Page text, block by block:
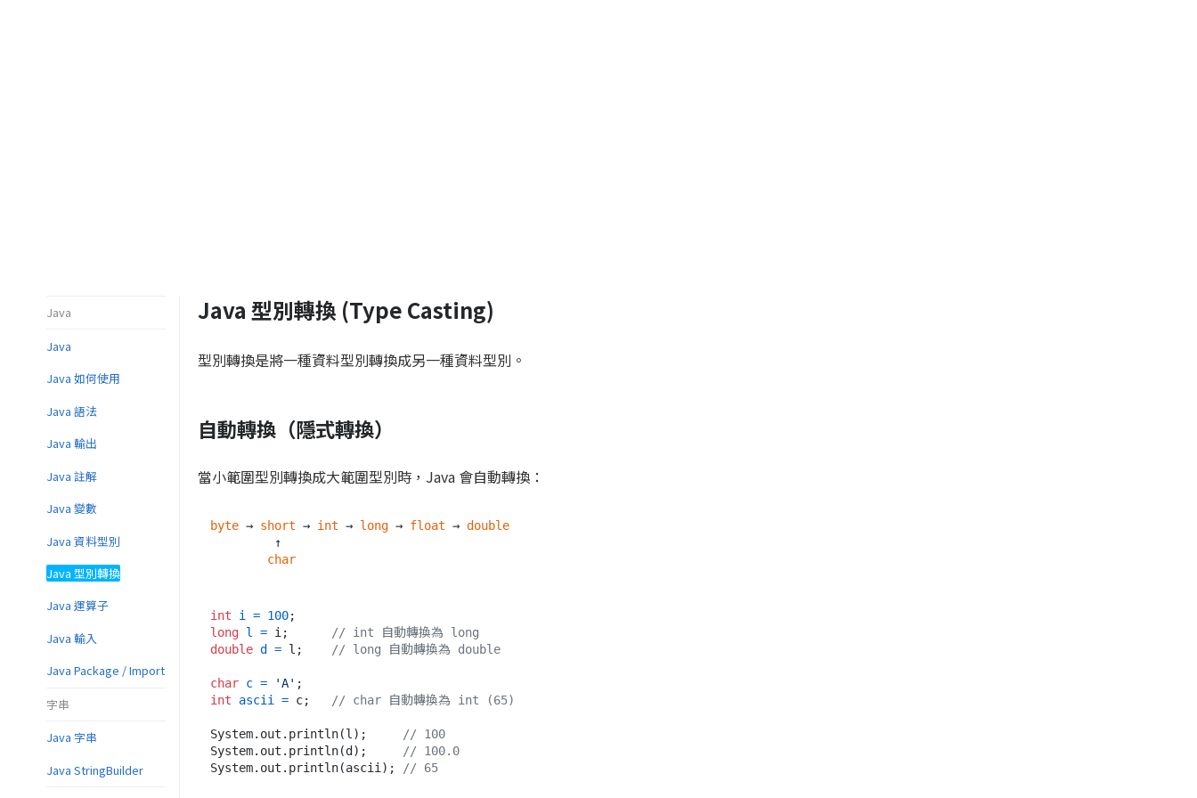
Java 型別轉換 (Type Casting)
型別轉換是將一種資料型別轉換成另一種資料型別。
自動轉換（隱式轉換）
當小範圍型別轉換成大範圍型別時，Java 會自動轉換：
byte → short → int → long → float → double
char
int i = 100
long l = i;
// int 自動轉換為 long
double d = l; // long 自動轉換為 double
char c = 'A'
int
ascii = c; // char 自動轉換為 int (65)
System.out.println(l);
// 100
System.out.println(d);
// 100.0
System.out.println(ascii);
// 65
Java
Java
Java 如何使用
Java 語法
Java 輸出
Java 註解
Java 變數
Java 資料型別
Java 型別轉換
Java 運算子
Java 輸入
Java Package / Import
字串
Java 字串
Java StringBuilder